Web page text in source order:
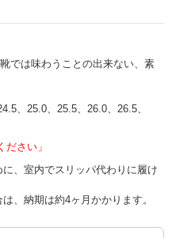
では味わうことの出来ない、素
、25.0、25.5、26.0、26.5、
さい」
、室内でスリッパ代わりに履け
、納期は約4ヶ月かかります。